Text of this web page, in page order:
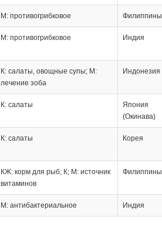
М: противогрибковое Филиппины
М: противогрибковое Индия
К: салаты, овощные супы; М:
лечение зоба
Индонезия
К: салаты
Япония
(Окинава)
К: салаты Корея
КЖ: корм для рыб; К; М: источник
витаминов
Филиппины
М: антибактериальное Индия